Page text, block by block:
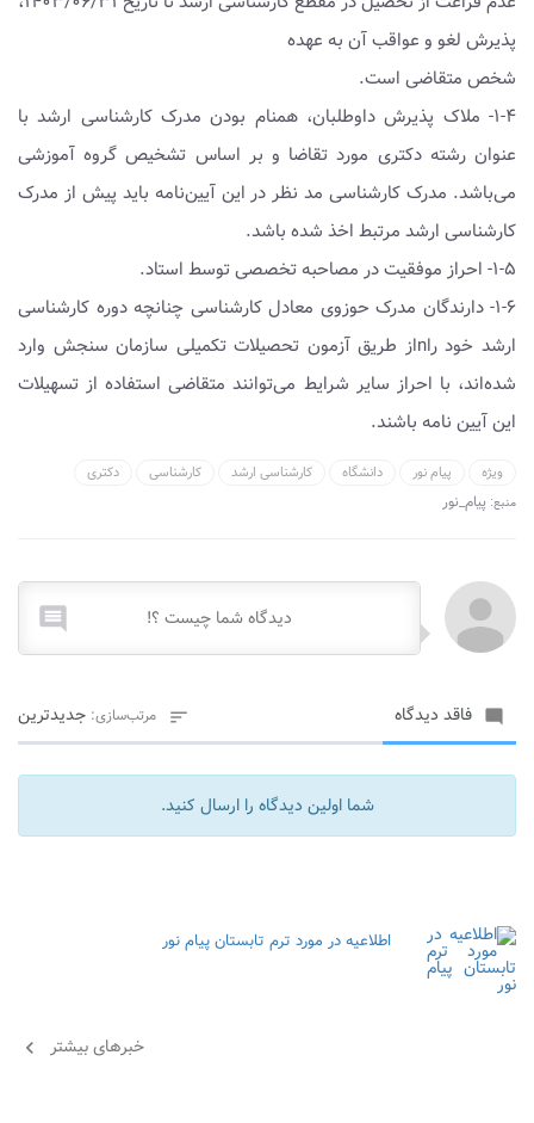
پذیرش لغو و عواقب آن به‌ عهده
شخص متقاضی است.
۱-۴- ملاک پذیرش داوطلبان، همنام بودن مدرک کارشناسی ارشد با
عنوان رشته دکتری مورد تقاضا و بر اساس تشخیص گروه آموزشی
می‌باشد. مدرک کارشناسی مد نظر در این آیین‌نامه باید پیش از مدرک
کارشناسی ارشد مرتبط اخذ شده باشد.
۱-۵- احراز موفقیت در مصاحبه تخصصی توسط استاد.
۱-۶- دارندگان مدرک حوزوی معادل کارشناسی چنانچه دوره کارشناسی
ارشد خود راnاز طریق آزمون تحصیلات تکمیلی سازمان سنجش وارد
شده‌اند، با احراز سایر شرایط می‌توانند متقاضی استفاده از تسهیلات
این آیین نامه باشند.
ویژه پیام نور دانشگاه کارشناسی ارشد کارشناسی دکتری
منبع: پیام_نور

 فاقد دیدگاه مرتب‌سازی: جدیدترین 
شما اولین دیدگاه را ارسال کنید.
اطلاعیه در مورد ترم تابستان پیام نور
خبرهای بیشتر chevron_left